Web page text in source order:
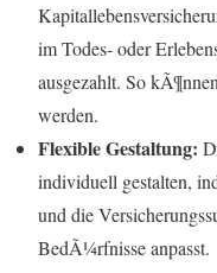
im Todes- oder
ausgezahlt. So
werden.
Flexible Gestaltung:
individuell gestalten,
und die
BedÃ¼rfnisse anpasst.